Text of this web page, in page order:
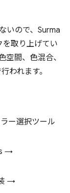
いので、Surma
を取り上げてい
空間、色混合、
われます。
ー選択ツール
→
→